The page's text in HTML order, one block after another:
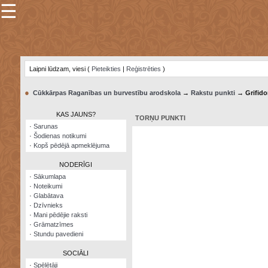
×
Šodienas
Visatcera
almanahs
☰
Laipni lūdzam, viesi ( Pieteikties | Reģistrēties )
● Cūkkārpas Raganības un burvestību arodskola→ Rakstu punkti→
KAS JAUNS?
· Sarunas
· Šodienas notikumi
· Kopš pēdējā apmeklējuma
NODERĪGI
· Sākumlapa
· Noteikumi
· Glabātava
· Dzīvnieks
· Mani pēdējie raksti
· Grāmatzīmes
· Stundu pavedieni
SOCIĀLI
· Spēlētāji
TORŅU PUNKTI